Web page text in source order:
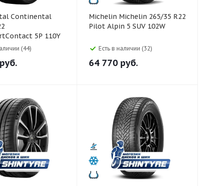
5P 110Y
(44)
руб.
Michelin Michelin 265/35 R22
Pilot Alpin 5 SUV 102W
Есть в наличии (32)
64 770 руб.